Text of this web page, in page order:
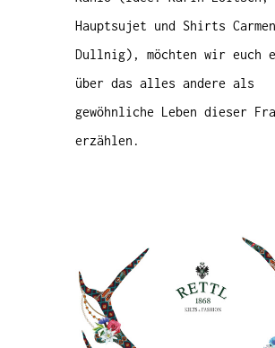
Hauptsujet und Shirts Carmen
Dullnig), möchten wir euch
über das alles andere als
gewöhnliche Leben dieser
erzählen.